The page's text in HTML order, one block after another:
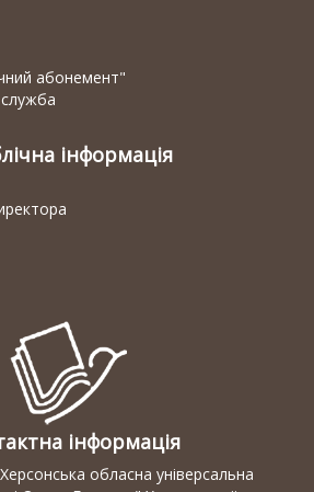
абонемент"
інформація
інформація
обласна універсальна